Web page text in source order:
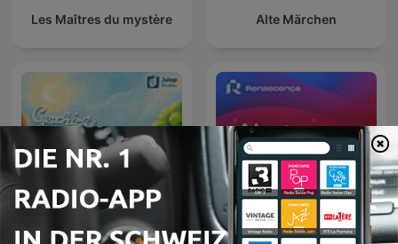
Les Maîtres du mystère Alte Märchen